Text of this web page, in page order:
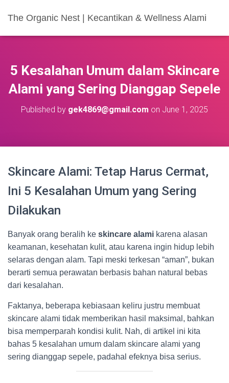
The Organic Nest | Kecantikan & Wellness Alami
5 Kesalahan Umum dalam Skincare
Alami yang Sering Dianggap Sepele
Published by gek4869@gmail.com on June 1, 2025
Skincare Alami: Tetap Harus Cermat,
Ini 5 Kesalahan Umum yang Sering
Dilakukan
Banyak orang beralih ke skincare alami karena alasan
keamanan, kesehatan kulit, atau karena ingin hidup lebih
selaras dengan alam. Tapi meski terkesan “aman”, bukan
berarti semua perawatan berbasis bahan natural bebas
dari kesalahan.
Faktanya, beberapa kebiasaan keliru justru membuat
skincare alami tidak memberikan hasil maksimal, bahkan
bisa memperparah kondisi kulit. Nah, di artikel ini kita
bahas 5 kesalahan umum dalam skincare alami yang
sering dianggap sepele, padahal efeknya bisa serius.